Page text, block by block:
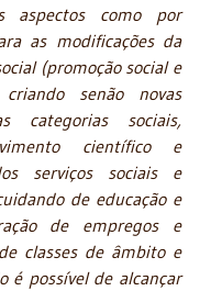
aspectos como por
as modificações da
(promoção social e
senão novas
categorias sociais,
científico e
serviços sociais e
de educação e
de empregos e
classes de âmbito e
é possível de alcançar